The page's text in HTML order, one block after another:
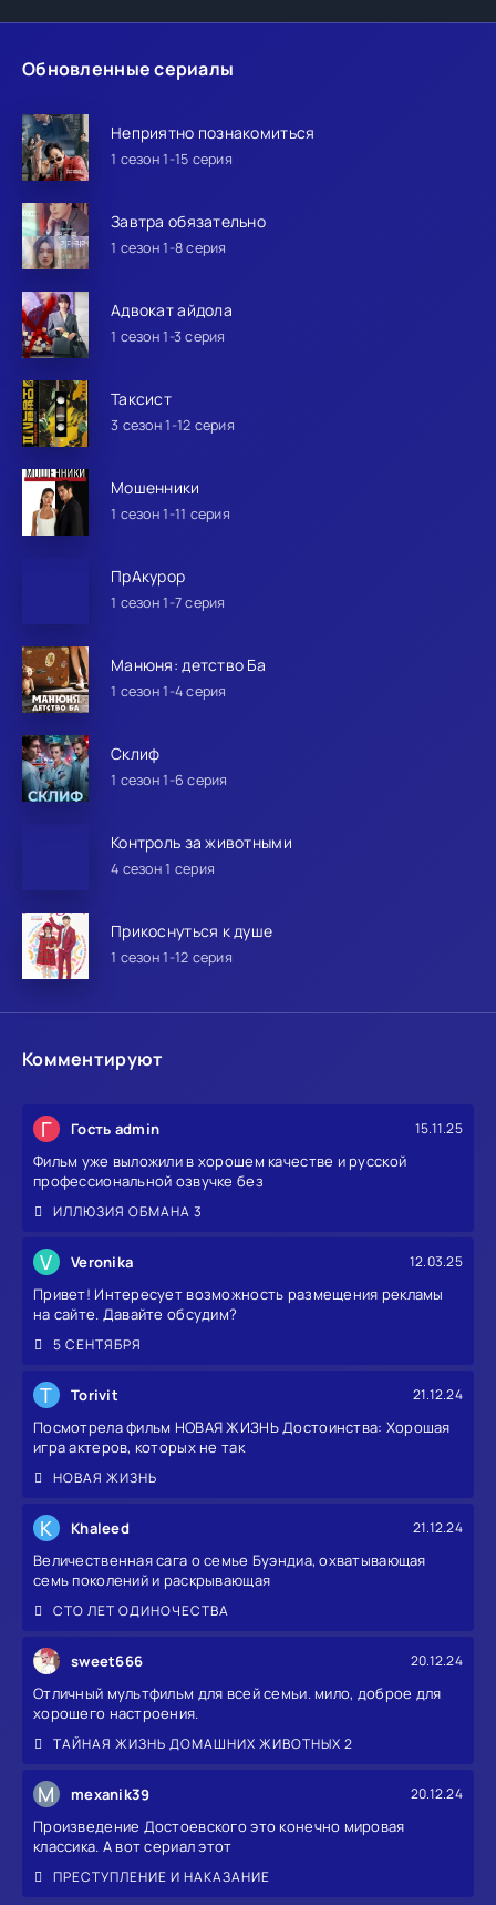
Обновленные сериалы
Неприятно познакомиться
1 сезон 1-15 серия
Завтра обязательно
1 сезон 1-8 серия
Адвокат айдола
1 сезон 1-3 серия
Таксист
3 сезон 1-12 серия
Мошенники
1 сезон 1-11 серия
ПрАкурор
1 сезон 1-7 серия
Манюня: детство Ба
1 сезон 1-4 серия
Склиф
1 сезон 1-6 серия
Контроль за животными
4 сезон 1 серия
Прикоснуться к душе
1 сезон 1-12 серия
Комментируют
Г Гость admin 15.11.25
Фильм уже выложили в хорошем качестве и русской
профессиональной озвучке без
ИЛЛЮЗИЯ ОБМАНА 3
V Veronika 12.03.25
Привет! Интересует возможность размещения рекламы
на сайте. Давайте обсудим?
5 СЕНТЯБРЯ
T Torivit 21.12.24
Посмотрела фильм НОВАЯ ЖИЗНЬ Достоинства: Хорошая
игра актеров, которых не так
НОВАЯ ЖИЗНЬ
K Khaleed 21.12.24
Величественная сага о семье Буэндиа, охватывающая
семь поколений и раскрывающая
СТО ЛЕТ ОДИНОЧЕСТВА
sweet666 20.12.24
Отличный мультфильм для всей семьи. мило, доброе для
хорошего настроения.
ТАЙНАЯ ЖИЗНЬ ДОМАШНИХ ЖИВОТНЫХ 2
M mexanik39 20.12.24
Произведение Достоевского это конечно мировая
классика. А вот сериал этот
ПРЕСТУПЛЕНИЕ И НАКАЗАНИЕ